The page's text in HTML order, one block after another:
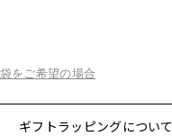
をご希望の場合
ギフトラッピングについて